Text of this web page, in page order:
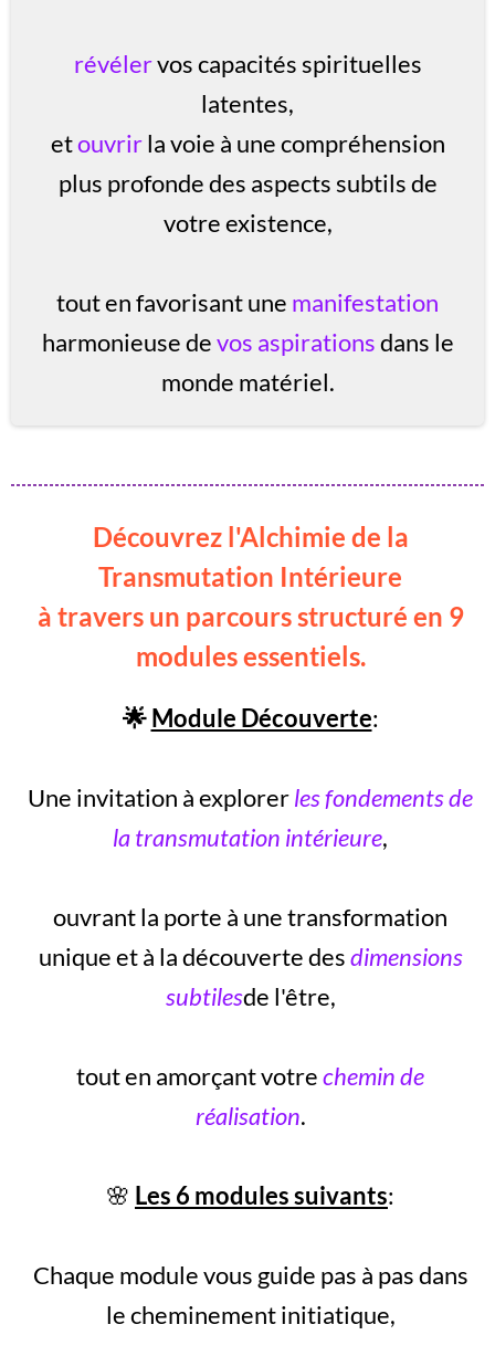
révélervos capacités spirituelles
latentes,
etouvrirla voie à une compréhension
plus profonde des aspects subtils de
votre existence,
tout en favorisant une manifestation
harmonieuse devos aspirationsdans le
monde matériel.
Découvrez l'Alchimie de la
Transmutation Intérieure
à travers un parcours structuré en 9
modules essentiels.
🌟Module Découverte:
Une invitation à explorerles fondements de
la transmutation intérieure,
ouvrant la porte à une transformation
unique et à la découverte desdimensions
subtilesde l'être,
tout en amorçant votrechemin de
réalisation.
🌸 Les 6 modules suivants:
Chaque module vous guide pas à pas dans
le cheminement initiatique,